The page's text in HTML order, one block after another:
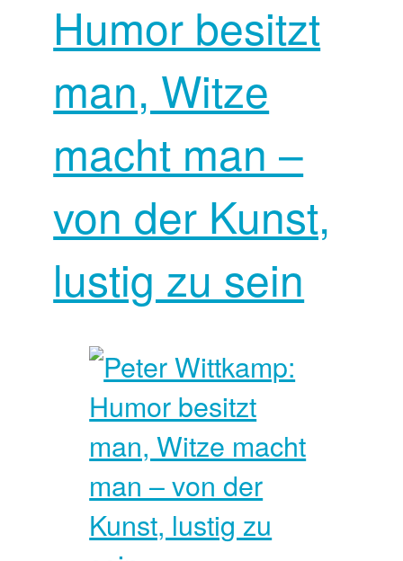
Humor besitzt
man, Witze
macht man –
von der Kunst,
lustig zu sein